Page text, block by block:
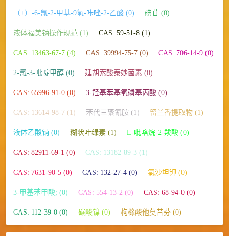
（±）-6-氯-2-甲基-9氢-咔唑-2-乙酸 (0) 碘苷 (0)
液体福美钠操作规范 (1) CAS: 59-51-8 (1)
CAS: 13463-67-7 (4) CAS: 39994-75-7 (0) CAS: 706-14-9 (0)
2-氯-3-吡啶甲醇 (0) 延胡索酸泰妙菌素 (0)
CAS: 65996-91-0 (0) 3-羟基苯基氧磷基丙酸 (0)
CAS: 13614-98-7 (1) 苯代三聚氰胺 (1) 留兰香提取物 (1)
液体乙酸钠 (0) 糊状叶绿素 (1) L-吡咯烷-2-羧酸 (0)
CAS: 82911-69-1 (0) CAS: 13182-89-3 (1)
CAS: 7631-90-5 (0) CAS: 132-27-4 (0) 氯沙坦钾 (0)
3-甲基苯甲酸; (0) CAS: 554-13-2 (0) CAS: 68-94-0 (0)
CAS: 112-39-0 (0) 碳酸镍 (0) 枸橼酸他莫昔芬 (0)